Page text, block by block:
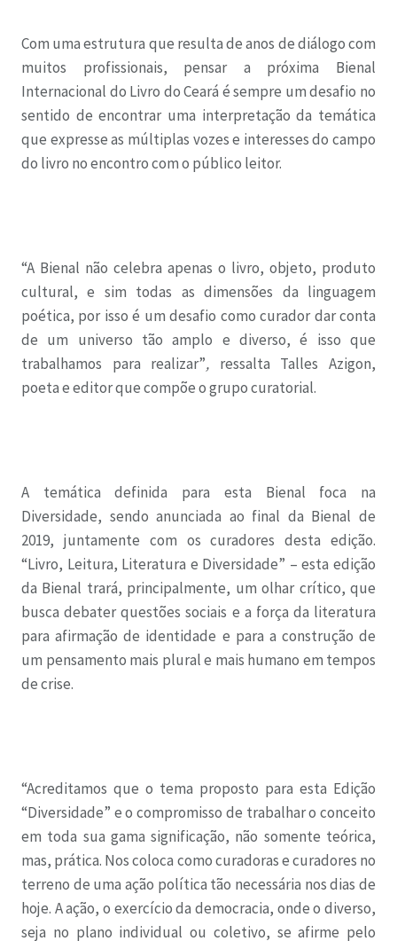
Com uma estrutura que resulta de anos de diálogo com
muitos profissionais, pensar a próxima Bienal
Internacional do Livro do Ceará é sempre um desafio no
sentido de encontrar uma interpretação da temática
que expresse as múltiplas vozes e interesses do campo
do livro no encontro com o público leitor.
“A Bienal não celebra apenas o livro, objeto, produto
cultural, e sim todas as dimensões da linguagem
poética, por isso é um desafio como curador dar conta
de um universo tão amplo e diverso, é isso que
trabalhamos para realizar”, ressalta Talles Azigon,
poeta e editor que compõe o grupo curatorial.
A temática definida para esta Bienal foca na
Diversidade, sendo anunciada ao final da Bienal de
2019, juntamente com os curadores desta edição.
“Livro, Leitura, Literatura e Diversidade” – esta edição
da Bienal trará, principalmente, um olhar crítico, que
busca debater questões sociais e a força da literatura
para afirmação de identidade e para a construção de
um pensamento mais plural e mais humano em tempos
de crise.
“Acreditamos que o tema proposto para esta Edição
“Diversidade” e o compromisso de trabalhar o conceito
em toda sua gama significação, não somente teórica,
mas, prática. Nos coloca como curadoras e curadores no
terreno de uma ação política tão necessária nos dias de
hoje. A ação, o exercício da democracia, onde o diverso,
seja no plano individual ou coletivo, se afirme pelo